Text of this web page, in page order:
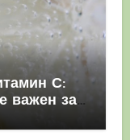
С:
важен за